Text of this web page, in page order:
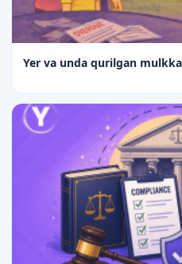
Yer va unda qurilgan